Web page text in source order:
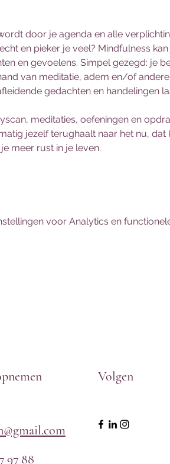
door je agenda en alle
en pieker je veel? Mindfulness
en gevoelens. Simpel gezegd: je
van meditatie, adem en/of
gedachten en handelingen
meditaties, oefeningen en
jezelf terughaalt naar het nu,
meer rust in je leven.
voor Analytics en
Volgen
97 88